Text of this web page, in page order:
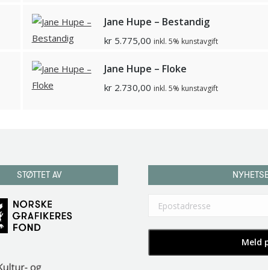
Jane Hupe – Bestandig
kr5.775,00 inkl. 5% kunstavgift
Jane Hupe – Floke
kr2.730,00 inkl. 5% kunstavgift
STØTTET AV